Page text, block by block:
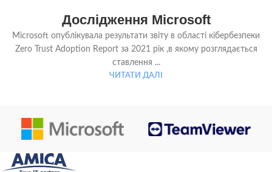
Дослідження Microsoft
Microsoft опублікувала результати звіту в області кібербезпеки
Zero Trust Adoption Report за 2021 рік ,в якому розглядається
ставлення ...
ЧИТАТИ ДАЛІ